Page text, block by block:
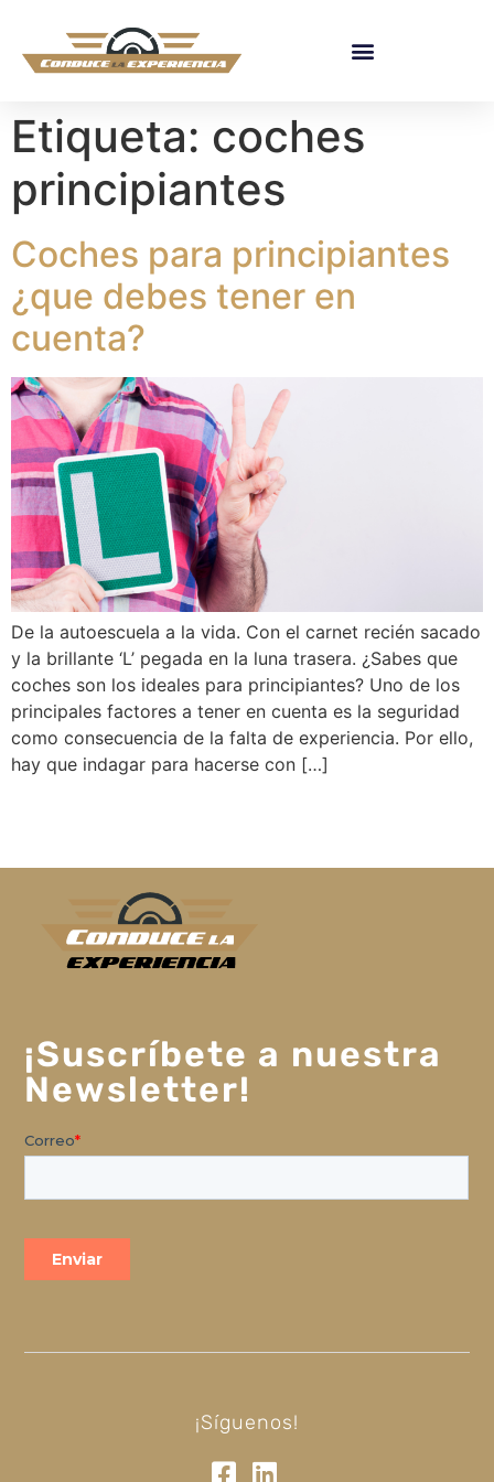
Etiqueta: coches
principiantes
Coches para principiantes
¿que debes tener en
cuenta?
De la autoescuela a la vida. Con el carnet recién sacado
y la brillante ‘L’ pegada en la luna trasera. ¿Sabes que
coches son los ideales para principiantes? Uno de los
principales factores a tener en cuenta es la seguridad
como consecuencia de la falta de experiencia. Por ello,
hay que indagar para hacerse con […]
¡Suscríbete a nuestra
Newsletter!
¡Síguenos!